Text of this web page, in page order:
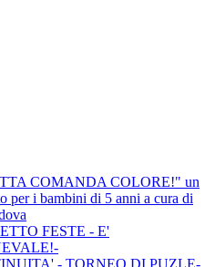
COMANDA COLORE!" un
per i bambini di 5 anni a cura di
FESTE - E'